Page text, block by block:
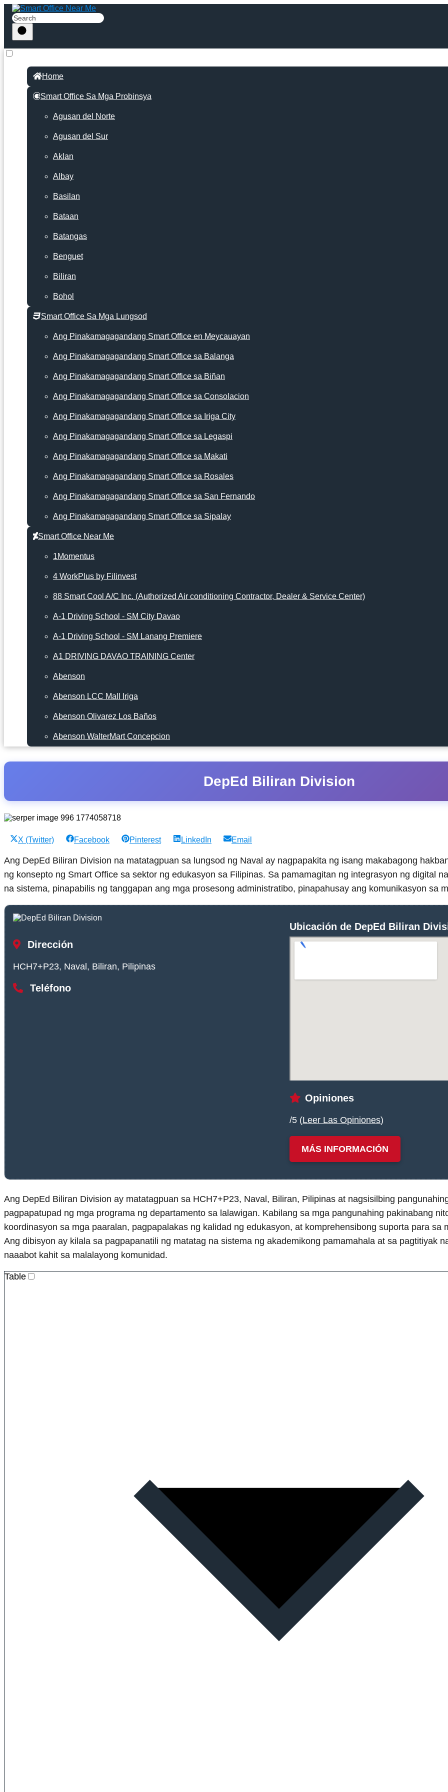
Home
Smart Office Sa Mga Probinsya
Agusan del Norte
Agusan del Sur
Aklan
Albay
Basilan
Bataan
Batangas
Benguet
Biliran
Bohol
Smart Office Sa Mga Lungsod
Ang Pinakamagagandang Smart Office en Meycauayan
Ang Pinakamagagandang Smart Office sa Balanga
Ang Pinakamagagandang Smart Office sa Biñan
Ang Pinakamagagandang Smart Office sa Consolacion
Ang Pinakamagagandang Smart Office sa Iriga City
Ang Pinakamagagandang Smart Office sa Legaspi
Ang Pinakamagagandang Smart Office sa Makati
Ang Pinakamagagandang Smart Office sa Rosales
Ang Pinakamagagandang Smart Office sa San Fernando
Ang Pinakamagagandang Smart Office sa Sipalay
Smart Office Near Me
1Momentus
4 WorkPlus by Filinvest
88 Smart Cool A/C Inc. (Authorized Air conditioning Contractor, Dealer & Service Center)
A-1 Driving School - SM City Davao
A-1 Driving School - SM Lanang Premiere
A1 DRIVING DAVAO TRAINING Center
Abenson
Abenson LCC Mall Iriga
Abenson Olivarez Los Baños
Abenson WalterMart Concepcion
DepEd Biliran Division
Share
X (Twitter)
Share
Facebook
Share
Pinterest
Share
LinkedIn
Share
Email
Ang DepEd Biliran Division na matatagpuan sa lungsod ng Naval ay nagpapakita ng isang makabagong
ng konsepto ng Smart Office sa sektor ng edukasyon sa Filipinas. Sa pamamagitan ng integrasyon ng digital
na sistema, pinapabilis ng tanggapan ang mga prosesong administratibo, pinapahusay ang komunikasyon sa
Dirección
HCH7+P23, Naval, Biliran, Pilipinas
Teléfono
Ubicación de DepEd Biliran
Opiniones
/5 (Leer Las Opiniones)
MÁS INFORMACIÓN
Ang DepEd Biliran Division ay matatagpuan sa HCH7+P23, Naval, Biliran, Pilipinas at nagsisilbing
pagpapatupad ng mga programa ng departamento sa lalawigan. Kabilang sa mga pangunahing pakinabang
koordinasyon sa mga paaralan, pagpapalakas ng kalidad ng edukasyon, at komprehensibong suporta para sa
Ang dibisyon ay kilala sa pagpapanatili ng matatag na sistema ng akademikong pamamahala at sa pagtitiyak
naaabot kahit sa malalayong komunidad.
Table